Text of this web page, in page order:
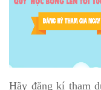
Hãy đăng kí tham